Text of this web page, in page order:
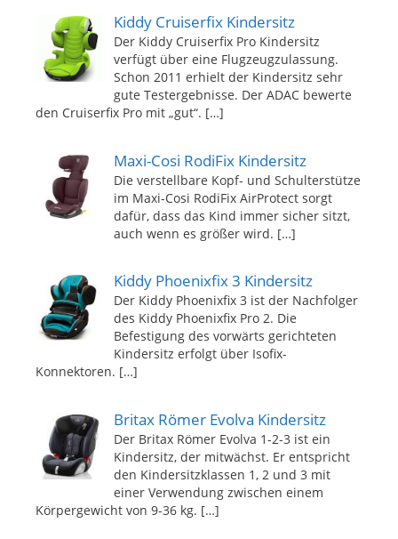
Kiddy Cruiserfix Kindersitz
Der Kiddy Cruiserfix Pro Kindersitz
verfügt über eine Flugzeugzulassung.
Schon 2011 erhielt der Kindersitz sehr
gute Testergebnisse. Der ADAC bewerte
den Cruiserfix Pro mit „gut“. […]
Maxi-Cosi RodiFix Kindersitz
Die verstellbare Kopf- und Schulterstütze
im Maxi-Cosi RodiFix AirProtect sorgt
dafür, dass das Kind immer sicher sitzt,
auch wenn es größer wird. […]
Kiddy Phoenixfix 3 Kindersitz
Der Kiddy Phoenixfix 3 ist der Nachfolger
des Kiddy Phoenixfix Pro 2. Die
Befestigung des vorwärts gerichteten
Kindersitz erfolgt über Isofix-
Konnektoren. […]
Britax Römer Evolva Kindersitz
Der Britax Römer Evolva 1-2-3 ist ein
Kindersitz, der mitwächst. Er entspricht
den Kindersitzklassen 1, 2 und 3 mit
einer Verwendung zwischen einem
Körpergewicht von 9-36 kg. […]